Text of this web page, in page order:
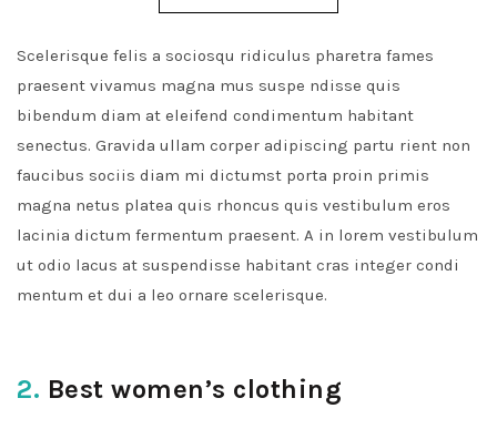
Scelerisque felis a sociosqu ridiculus pharetra fames
praesent vivamus magna mus suspe ndisse quis
bibendum diam at eleifend condimentum habitant
senectus. Gravida ullam corper adipiscing partu rient non
faucibus sociis diam mi dictumst porta proin primis
magna netus platea quis rhoncus quis vestibulum eros
lacinia dictum fermentum praesent. A in lorem vestibulum
ut odio lacus at suspendisse habitant cras integer condi
mentum et dui a leo ornare scelerisque.
2. Best women’s clothing